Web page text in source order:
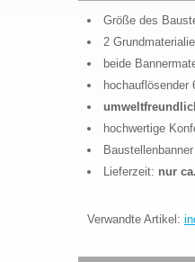
Größe des
2
beide
hochauflösender
hochwertige
Lieferzeit: nur
Verwandte Artikel: